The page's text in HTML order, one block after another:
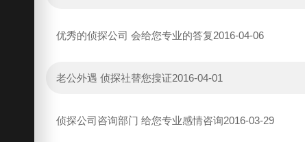
优秀的侦探公司 会给您专业的答复2016-04-06
老公外遇 侦探社替您搜证2016-04-01
侦探公司咨询部门 给您专业感情咨询2016-03-29